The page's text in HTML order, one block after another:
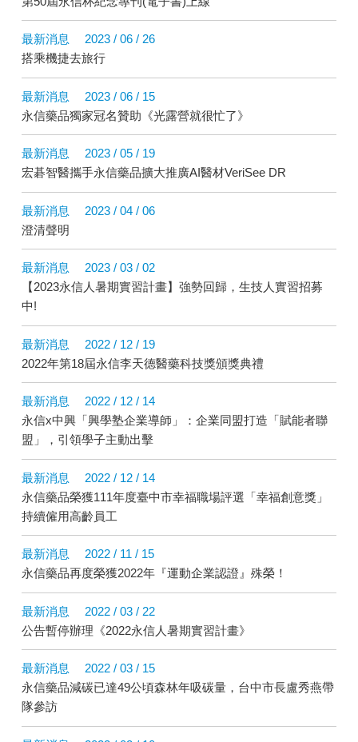
最新消息
2023 / 06 / 26
搭乘機捷去旅行
最新消息
2023 / 06 / 15
永信藥品獨家冠名贊助《光露營就很忙了》
最新消息
2023 / 05 / 19
宏碁智醫攜手永信藥品擴大推廣AI醫材VeriSee DR
最新消息
2023 / 04 / 06
澄清聲明
最新消息
2023 / 03 / 02
【2023永信人暑期實習計畫】強勢回歸，生技人實習招募
中!
最新消息
2022 / 12 / 19
2022年第18屆永信李天德醫藥科技獎頒獎典禮
最新消息
2022 / 12 / 14
永信x中興「興學塾企業導師」：企業同盟打造「賦能者聯
盟」，引領學子主動出擊
最新消息
2022 / 12 / 14
永信藥品榮獲111年度臺中市幸福職場評選「幸福創意獎」
持續僱用高齡員工
最新消息
2022 / 11 / 15
永信藥品再度榮獲2022年『運動企業認證』殊榮！
最新消息
2022 / 03 / 22
公告暫停辦理《2022永信人暑期實習計畫》
最新消息
2022 / 03 / 15
永信藥品減碳已達49公頃森林年吸碳量，台中市長盧秀燕帶
隊參訪